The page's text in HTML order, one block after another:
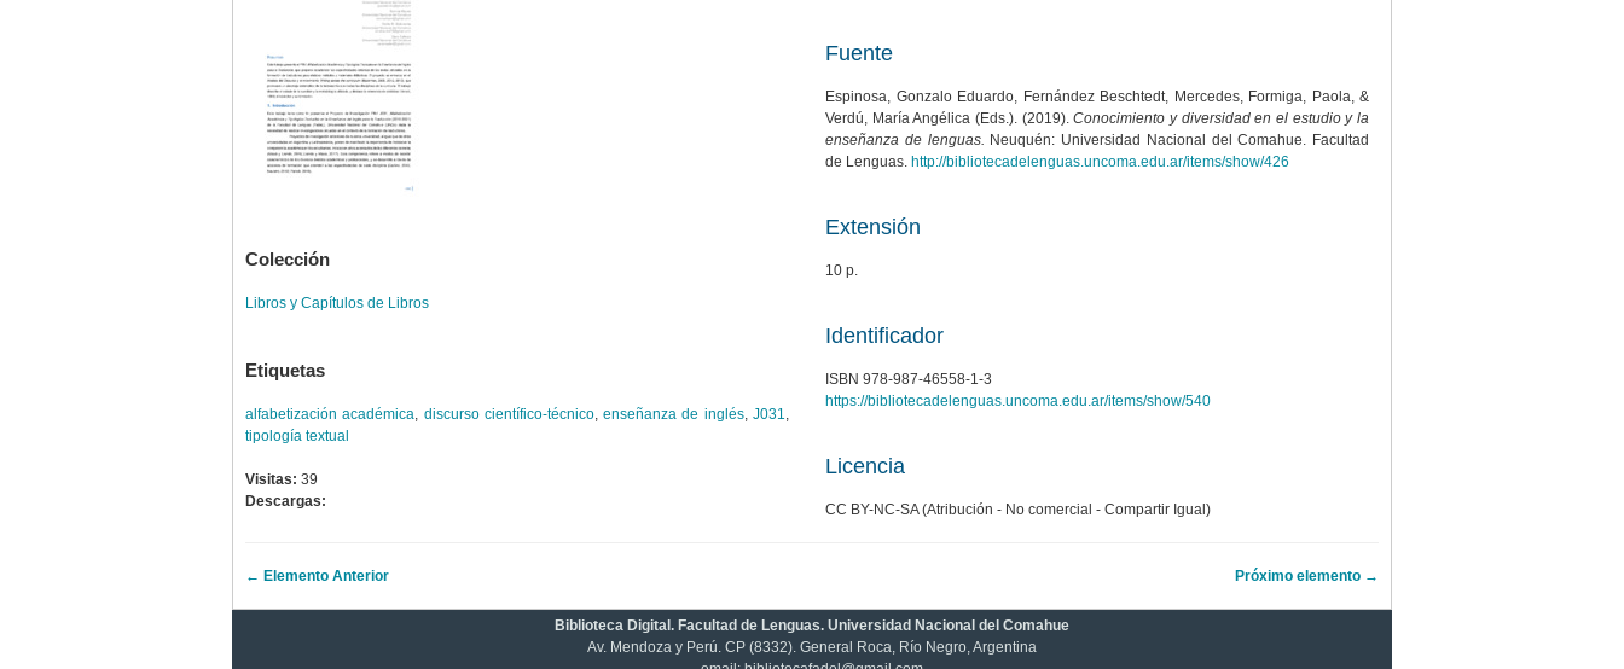
Colección
Libros y Capítulos de Libros
Etiquetas
alfabetización académica, discurso científico-técnico,enseñanza de inglés,J031,
tipología textual
Visitas: 39
Descargas:
Fuente
Espinosa, Gonzalo Eduardo, Fernández Beschtedt, Mercedes, Formiga, Paola, &
Verdú, María Angélica (Eds.). (2019).Conocimiento y diversidad en el estudio y la
enseñanza de lenguas. Neuquén: Universidad Nacional del Comahue. Facultad
de Lenguas. http://bibliotecadelenguas.uncoma.edu.ar/items/show/426
Extensión
10 p.
Identificador
ISBN 978-987-46558-1-3
https://bibliotecadelenguas.uncoma.edu.ar/items/show/540
Licencia
CC BY-NC-SA (Atribución - No comercial - Compartir Igual)
← Elemento Anterior Próximo elemento →
Biblioteca Digital. Facultad de Lenguas. Universidad Nacional del Comahue
Av. Mendoza y Perú. CP (8332). General Roca, Río Negro, Argentina